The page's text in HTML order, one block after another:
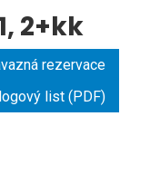
2+kk
rezervace
list (PDF)